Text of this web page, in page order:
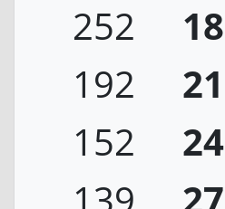
252
18
192
21
152
24